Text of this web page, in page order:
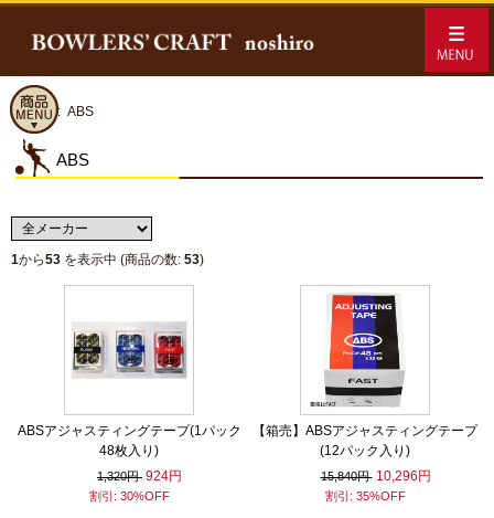
ホーム:: ABS
ABS
1から53 を表示中 (商品の数: 53)
ABSアジャスティングテープ(1パック
48枚入り)
1,320円 924円
割引: 30%OFF
【箱売】ABSアジャスティングテープ
(12パック入り)
15,840円 10,296円
割引: 35%OFF